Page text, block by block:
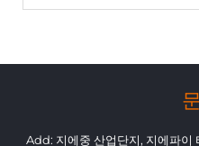
Add: 지에중 산업단지, 지에파이